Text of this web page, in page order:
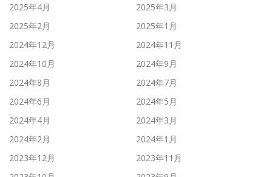
2025年4月
2025年3月
2025年2月
2025年1月
2024年12月
2024年11月
2024年10月
2024年9月
2024年8月
2024年7月
2024年6月
2024年5月
2024年4月
2024年3月
2024年2月
2024年1月
2023年12月
2023年11月